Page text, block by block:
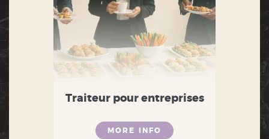
Traiteur pour entreprises
MORE INFO